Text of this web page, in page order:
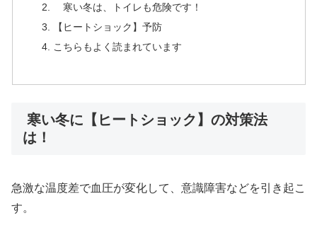
寒い冬は、トイレも危険です！
【ヒートショック】予防
こちらもよく読まれています
寒い冬に【ヒートショック】の対策法
は！
急激な温度差で血圧が変化して、意識障害などを引き起こ
す。